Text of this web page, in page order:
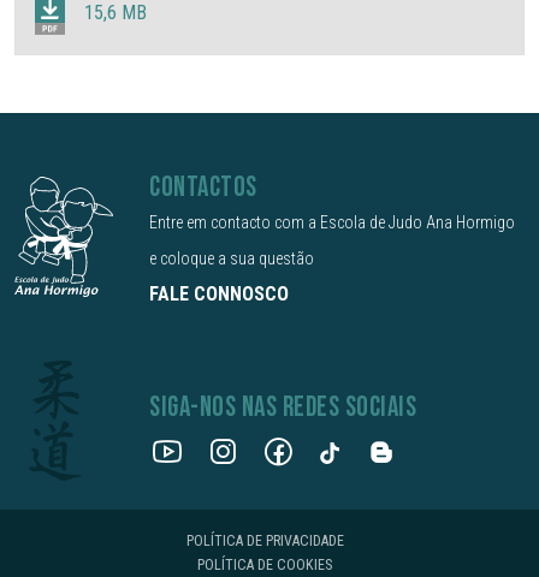
15,6 MB
CONTACTOS
Entre em contacto com a Escola de Judo Ana Hormigo
e coloque a sua questão
FALE CONNOSCO
SIGA-NOS NAS REDES SOCIAIS
POLÍTICA DE PRIVACIDADE
POLÍTICA DE COOKIES